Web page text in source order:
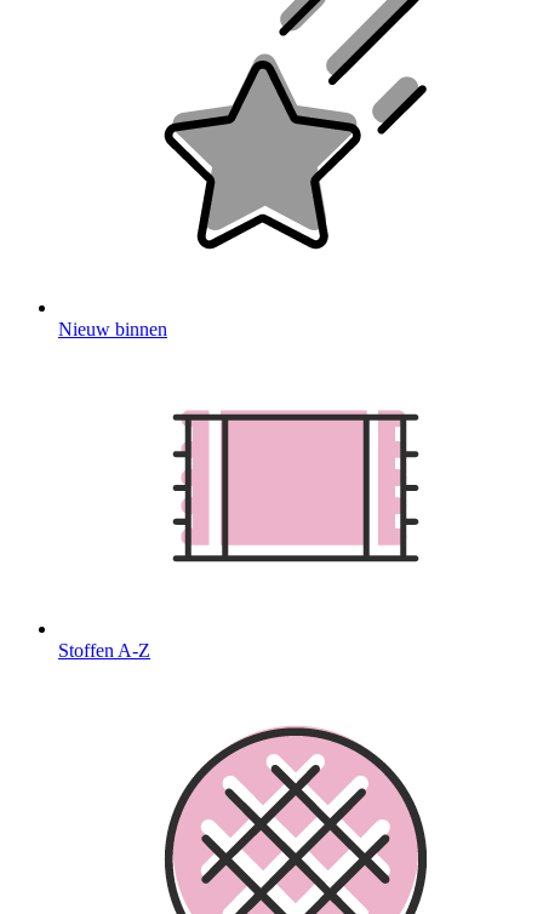
Nieuw binnen
Stoffen A-Z